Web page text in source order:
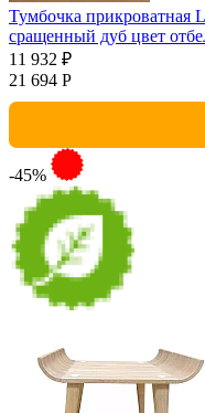
Тумбочка прикроватная
сращенный дуб цвет
11 932 ₽
21 694 Р
-45%